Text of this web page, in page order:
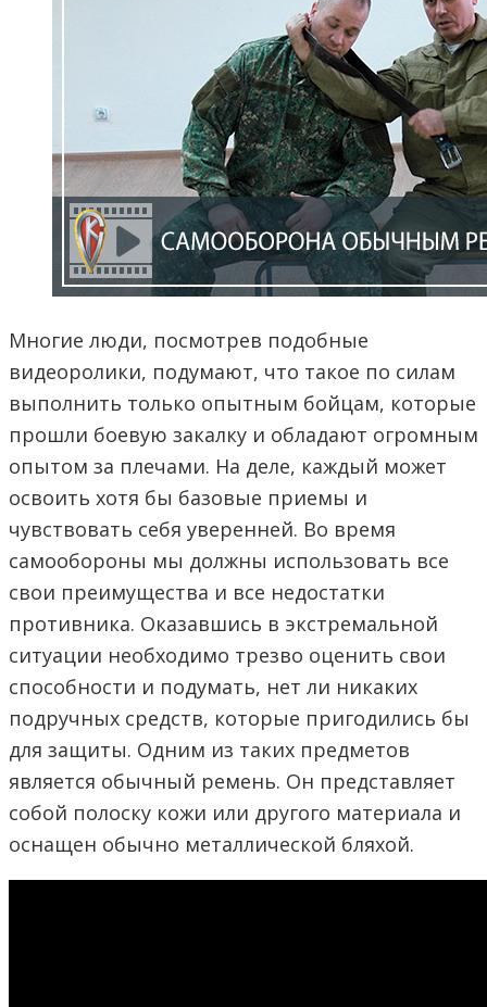
Многие люди, посмотрев подобные
видеоролики, подумают, что такое по силам
выполнить только опытным бойцам, которые
прошли боевую закалку и обладают огромным
опытом за плечами. На деле, каждый может
освоить хотя бы базовые приемы и
чувствовать себя уверенней. Во время
самообороны мы должны использовать все
свои преимущества и все недостатки
противника. Оказавшись в экстремальной
ситуации необходимо трезво оценить свои
способности и подумать, нет ли никаких
подручных средств, которые пригодились бы
для защиты. Одним из таких предметов
является обычный ремень. Он представляет
собой полоску кожи или другого материала и
оснащен обычно металлической бляхой.